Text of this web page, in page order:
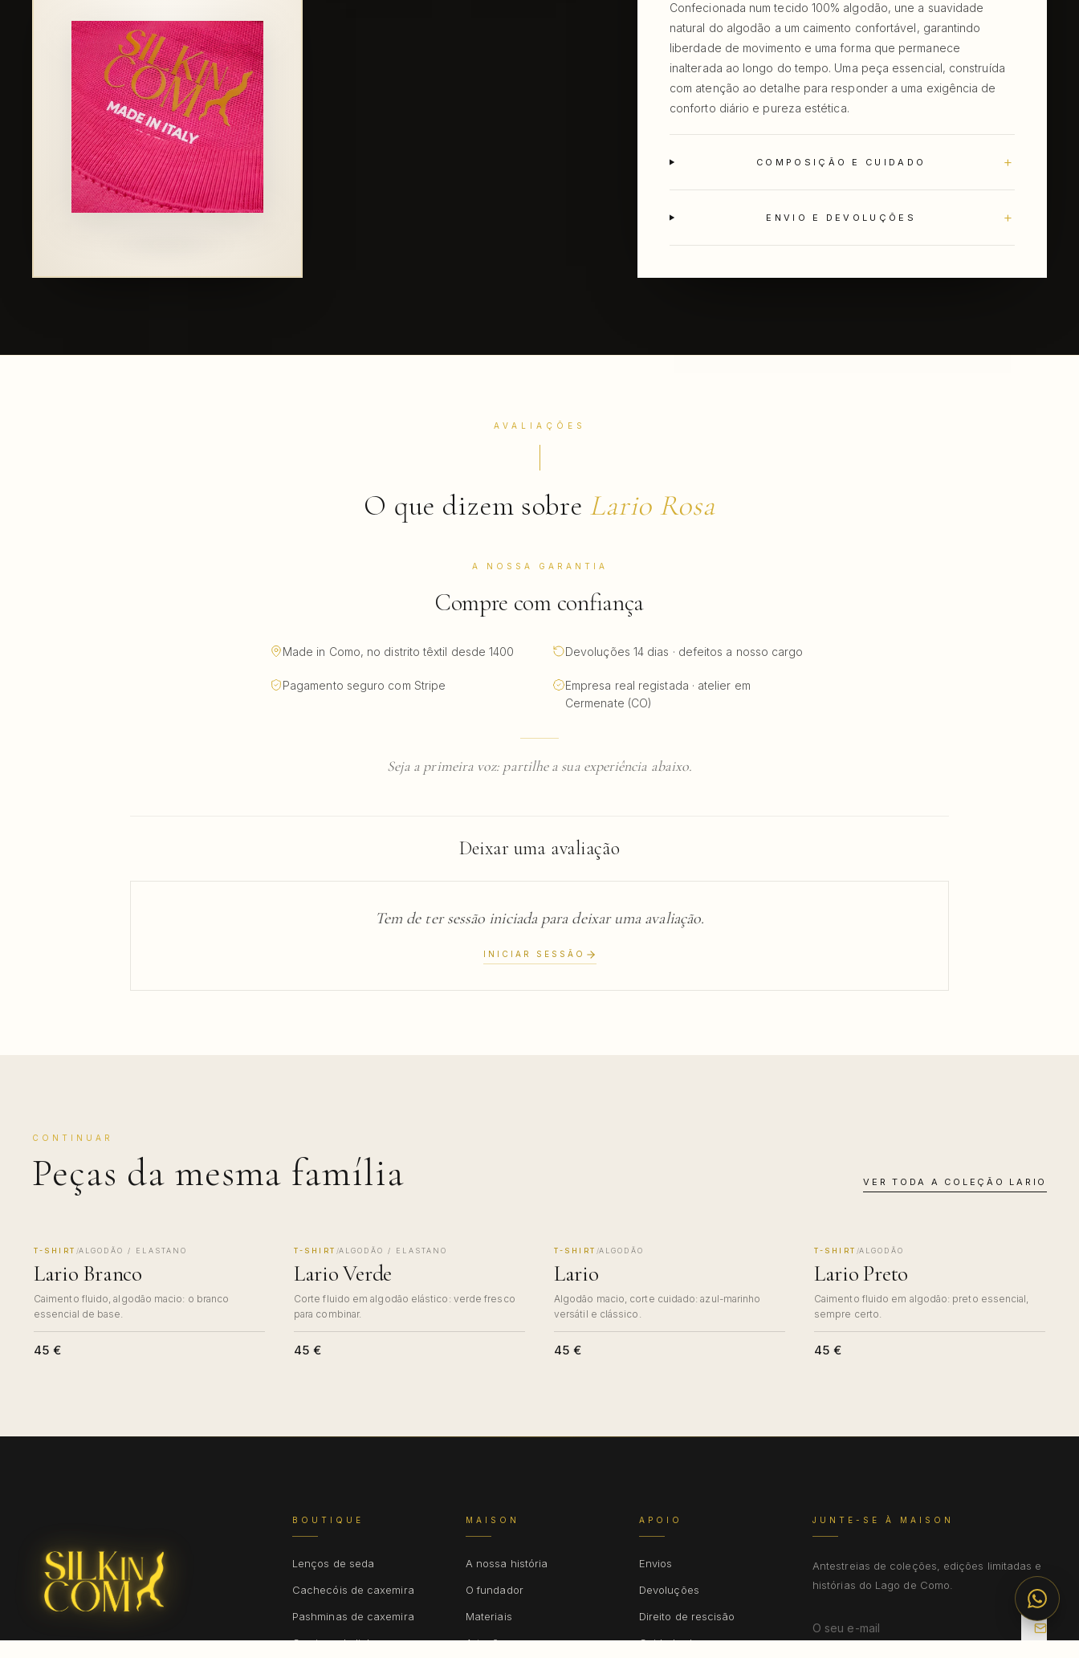
Confecionada num tecido 100% algodão, une a suavidade
natural do algodão a um caimento confortável, garantindo
liberdade de movimento e uma forma que permanece
inalterada ao longo do tempo. Uma peça essencial, construída
com atenção ao detalhe para responder a uma exigência de
conforto diário e pureza estética.
COMPOSIÇÃO E CUIDADO +
ENVIO E DEVOLUÇÕES +
AVALIAÇÕES
O que dizem sobre Lario Rosa
A NOSSA GARANTIA
Compre com confiança
Made in Como, no distrito têxtil desde 1400 Devoluções 14 dias · defeitos a nosso cargo
Pagamento seguro com Stripe
Empresa real registada · atelier em
Cermenate (CO)
Seja a primeira voz: partilhe a sua experiência abaixo.
Deixar uma avaliação
Tem de ter sessão iniciada para deixar uma avaliação.
INICIAR SESSÃO
CONTINUAR
Peças da mesma família VER TODA A COLEÇÃO LARIO
MADE IN COMO
T-SHIRT /ALGODÃO / ELASTANO
Lario Branco
Caimento fluido, algodão macio: o branco
essencial de base.
45 €
MADE IN COMO
T-SHIRT /ALGODÃO / ELASTANO
Lario Verde
Corte fluido em algodão elástico: verde fresco
para combinar.
45 €
MADE IN COMO
T-SHIRT /ALGODÃO
Lario
Algodão macio, corte cuidado: azul-marinho
versátil e clássico.
45 €
MADE IN COMO
T-SHIRT /ALGODÃO
Lario Preto
Caimento fluido em algodão: preto essencial,
sempre certo.
45 €
BOUTIQUE
Lenços de seda
Cachecóis de caxemira
Pashminas de caxemira
Camisas de linho
MAISON
A nossa história
O fundador
Materiais
Artesãos
APOIO
Envios
Devoluções
Direito de rescisão
Cuidado da peça
JUNTE-SE À MAISON
Antestreias de coleções, edições limitadas e
histórias do Lago de Como.